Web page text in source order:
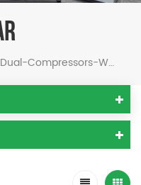
Low-Temperature-Dual-Compressors-Water-Chiller